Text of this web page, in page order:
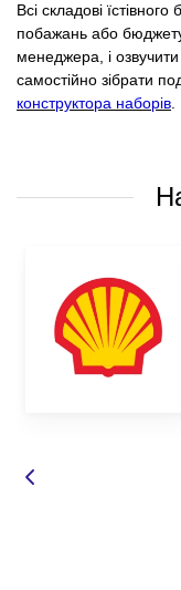
Всі складові
побажань або
менеджера, і
самостійно зібрати
конструктора наборів